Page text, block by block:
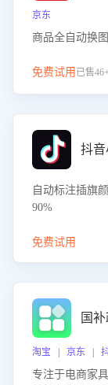
京东
商品全自动换
免费试用 已售46+
抖音
自动标注插旗
90%
免费试用
国
淘宝 | 京东 |
专注于电商家